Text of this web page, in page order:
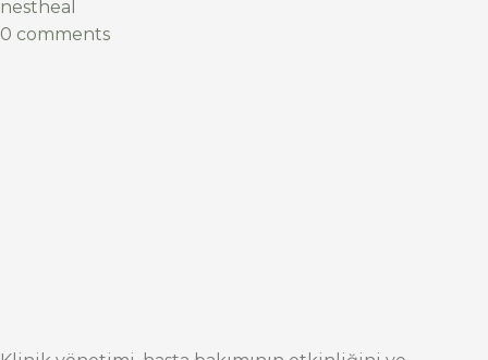
nestheal
0 comments